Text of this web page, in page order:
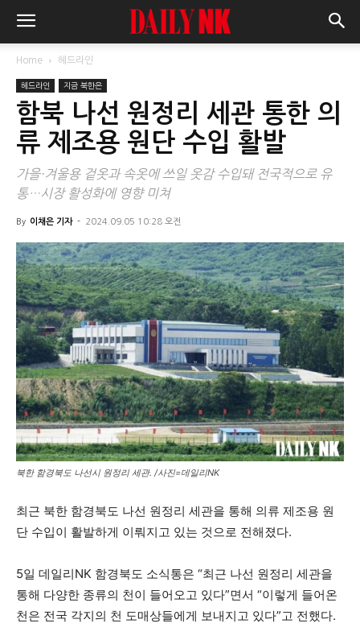
Home 헤드라인
헤드라인 지금 북한은
함북 나선 원정리 세관 통한 의
류 제조용 원단 수입 활발
가을·겨울용 겉옷과 속옷에 쓰일 옷감 수입돼 전국적으로 유
통…시장 활성화에 영향 미쳐
By 이채은 기자 - 2024.09.05 10:28 오전
북한 함경북도 나선시 원정리 세관. /사진=데일리NK
최근 북한 함경북도 나선 원정리 세관을 통해 의류 제조용 원
단 수입이 활발하게 이뤄지고 있는 것으로 전해졌다.
5일 데일리NK 함경북도 소식통은 “최근 나선 원정리 세관을
통해 다양한 종류의 천이 들어오고 있다”면서 “이렇게 들어온
천은 전국 각지의 천 도매상들에게 보내지고 있다”고 전했다.